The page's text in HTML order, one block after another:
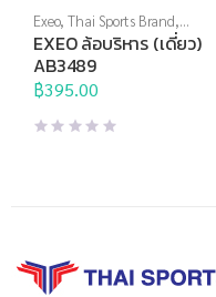
Exeo,Thai Sports Brand,
บริหารแกนกลางลำตัว,ล้อ
บริหาร, อุปกรณ์บริหารกาย
EXEO ล้อบริหาร (เดี่ยว)
AB3489
฿395.00